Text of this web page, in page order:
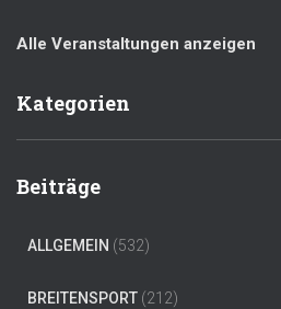
Alle Veranstaltungen anzeigen
Kategorien
Beiträge
ALLGEMEIN (532)
BREITENSPORT (212)